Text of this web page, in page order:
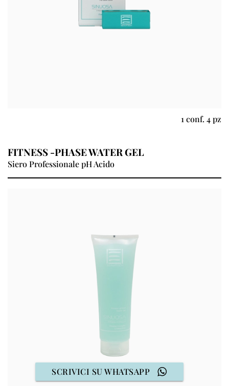
1 conf. 4 pz
FITNESS -PHASE WATER GEL
Siero Professionale pH Acido
SCRIVICI SU WHATSAPP